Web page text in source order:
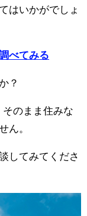
はいかがでしょ
べてみる
？
そのまま住みな
ん。
してみてくださ